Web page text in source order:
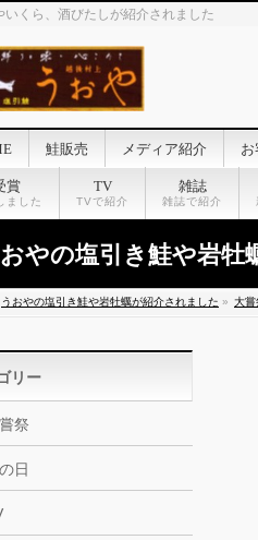
いくら、酒びたしが紹介されました
鮭販売 メディア紹介
賞
ました
TV
TVで紹介
雑誌
雑誌で紹介
やの塩引き鮭や岩牡
うおやの塩引き鮭や岩牡蠣が紹介されました » 大嘗
リー
祭
日